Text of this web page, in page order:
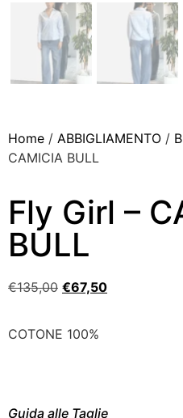
Home / ABBIGLIAMENTO /
CAMICIA BULL
Fly Girl –
BULL
€135,00 €67,50
COTONE 100%
Guida alle Taglie